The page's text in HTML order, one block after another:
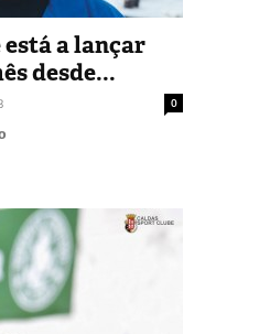
a lançar
desde...
0